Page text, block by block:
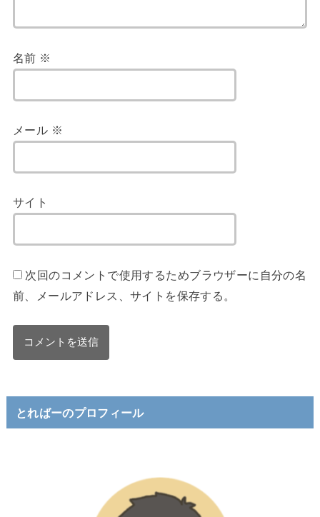
名前 ※
メール ※
サイト
次回のコメントで使用するためブラウザーに自分の名
前、メールアドレス、サイトを保存する。
とればーのプロフィール